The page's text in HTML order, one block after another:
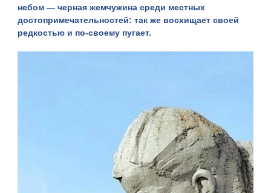
небом — черная жемчужина среди местных
достопримечательностей: так же восхищает своей
редкостью и по-своему пугает.